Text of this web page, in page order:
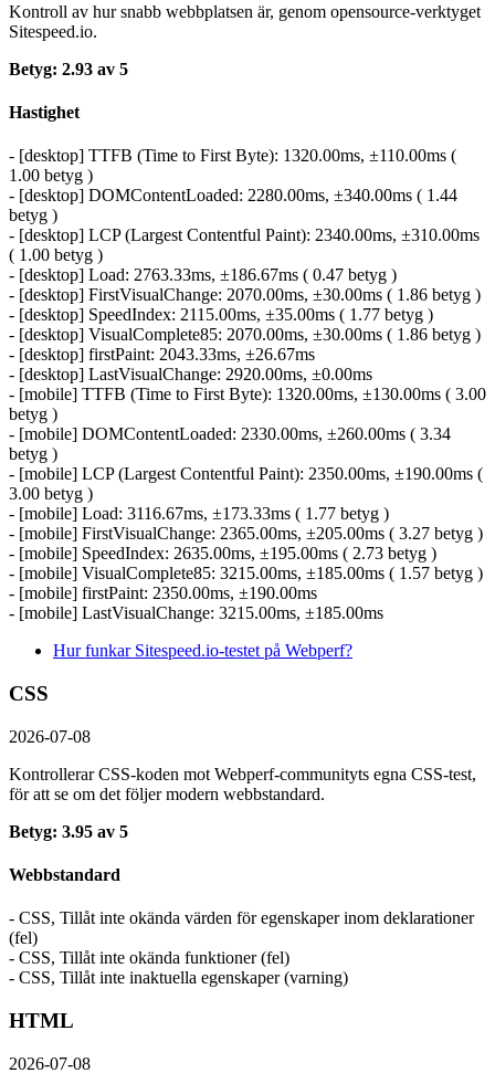
Kontroll av hur snabb webbplatsen är, genom opensource-verktyget
Sitespeed.io.
Betyg: 2.93 av 5
Hastighet
- [desktop] TTFB (Time to First Byte): 1320.00ms, ±110.00ms (
1.00 betyg )
- [desktop] DOMContentLoaded: 2280.00ms, ±340.00ms ( 1.44
betyg )
- [desktop] LCP (Largest Contentful Paint): 2340.00ms, ±310.00ms
( 1.00 betyg )
- [desktop] Load: 2763.33ms, ±186.67ms ( 0.47 betyg )
- [desktop] FirstVisualChange: 2070.00ms, ±30.00ms ( 1.86 betyg )
- [desktop] SpeedIndex: 2115.00ms, ±35.00ms ( 1.77 betyg )
- [desktop] VisualComplete85: 2070.00ms, ±30.00ms ( 1.86 betyg )
- [desktop] firstPaint: 2043.33ms, ±26.67ms
- [desktop] LastVisualChange: 2920.00ms, ±0.00ms
- [mobile] TTFB (Time to First Byte): 1320.00ms, ±130.00ms ( 3.00
betyg )
- [mobile] DOMContentLoaded: 2330.00ms, ±260.00ms ( 3.34
betyg )
- [mobile] LCP (Largest Contentful Paint): 2350.00ms, ±190.00ms (
3.00 betyg )
- [mobile] Load: 3116.67ms, ±173.33ms ( 1.77 betyg )
- [mobile] FirstVisualChange: 2365.00ms, ±205.00ms ( 3.27 betyg )
- [mobile] SpeedIndex: 2635.00ms, ±195.00ms ( 2.73 betyg )
- [mobile] VisualComplete85: 3215.00ms, ±185.00ms ( 1.57 betyg )
- [mobile] firstPaint: 2350.00ms, ±190.00ms
- [mobile] LastVisualChange: 3215.00ms, ±185.00ms
Hur funkar Sitespeed.io-testet på Webperf?
CSS
2026-07-08
Kontrollerar CSS-koden mot Webperf-communityts egna CSS-test,
för att se om det följer modern webbstandard.
Betyg: 3.95 av 5
Webbstandard
- CSS, Tillåt inte okända värden för egenskaper inom deklarationer
(fel)
- CSS, Tillåt inte okända funktioner (fel)
- CSS, Tillåt inte inaktuella egenskaper (varning)
HTML
2026-07-08